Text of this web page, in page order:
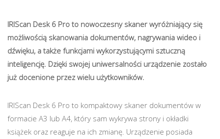
IRIScan Desk 6 Pro to nowoczesny skaner wyróżniający się
możliwością skanowania dokumentów, nagrywania wideo i
dźwięku, a także funkcjami wykorzystującymi sztuczną
inteligencję. Dzięki swojej uniwersalności urządzenie zostało
już docenione przez wielu użytkowników.
IRIScan Desk 6 Pro to kompaktowy skaner dokumentów w
formacie A3 lub A4, który sam wykrywa strony i okładki
książek oraz reaguje na ich zmianę. Urządzenie posiada